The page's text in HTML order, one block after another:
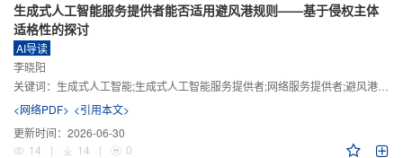
生成式人工智能服务提供者能否适用避风港规则——基于侵权主体
适格性的探讨
AI导读
李晓阳
关键词： 生成式人工智能;生成式人工智能服务提供者;网络服务提供者;避风港规则;版权责任
<网络PDF> <引用本文>
更新时间： 2026-06-30
14
| 14 | 0